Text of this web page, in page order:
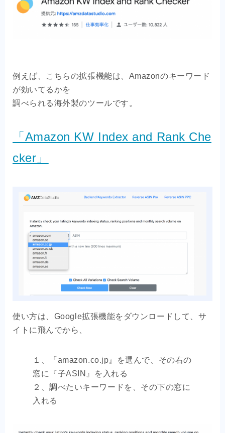
例えば、こちらの拡張機能は、Amazonのキーワード
が効いてるかを
調べられる海外製のツールです。
「Amazon KW Index and Rank Che
cker」
使い方は、Google拡張機能をダウンロードして、サ
イトに飛んでから、
１、『amazon.co.jp』を選んで、その右の
窓に『子ASIN』を入れる
２、調べたいキーワードを、その下の窓に
入れる